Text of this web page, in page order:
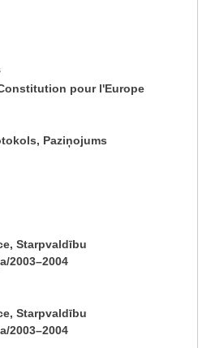
pour l'Europe
Paziņojums
Starpvaldību
2003–2004
Starpvaldību
2003–2004